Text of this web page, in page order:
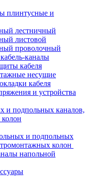
плинтусные и
лестничный
листовой
проволочный
каналы
кабеля
несущие
кабеля
и устройства
и подпольных каналов,
и подпольных
колон
напольной